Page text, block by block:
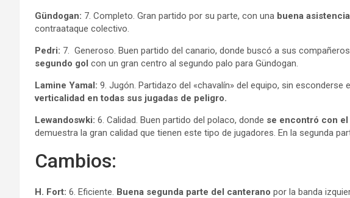
Gündogan: 7. Completo. Gran partido por su parte, con una buena asistencia
contraataque colectivo.
Pedri: 7. Generoso. Buen partido del canario, donde buscó a sus
segundo gol con un gran centro al segundo palo para Gündogan.
Lamine Yamal: 9. Jugón. Partidazo del «chavalín» del equipo, sin
verticalidad en todas sus jugadas de peligro.
Lewandoswki: 6. Calidad. Buen partido del polaco, donde se encontró con el
demuestra la gran calidad que tienen este tipo de jugadores. En la segunda
Cambios:
H. Fort: 6. Eficiente. Buena segunda parte del canterano por la banda